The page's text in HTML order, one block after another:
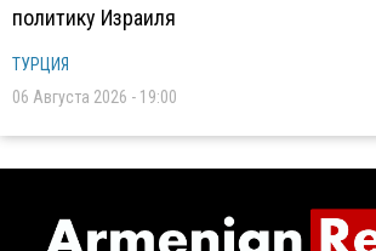
политику Израиля
ТУРЦИЯ
06 Августа 2026 - 19:00